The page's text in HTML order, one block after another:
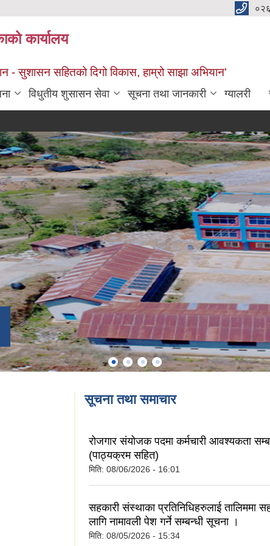
कार्यालय
- सुशासन सहितको दिगो विकास, हाम्रो साझा अभियान'
विधुतीय शुसासन सेवा सूचना तथा जानकारी ग्यालरी
सूचना तथा समाचार
रोजगार संयोजक पदमा कर्मचारी आवश्यकता
(पाठ्यक्रम सहित)
मिति: 08/06/2026 - 16:01
सहकारी संस्थाका प्रतिनिधिहरुलाई तालिममा
लागि नामावली पेश गर्ने सम्बन्धी सूचना ।
मिति: 08/05/2026 - 15:34